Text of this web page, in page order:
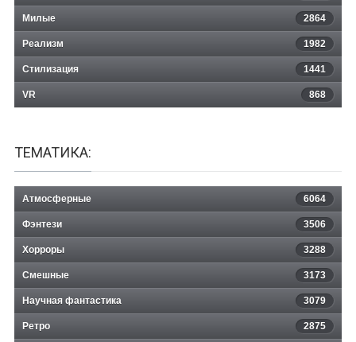
Милые 2864
Реализм 1982
Стилизация 1441
VR 868
ТЕМАТИКА:
Атмосферные 6064
Фэнтези 3506
Хорроры 3288
Смешные 3173
Научная фантастика 3079
Ретро 2875